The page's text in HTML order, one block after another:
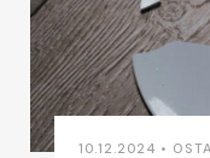
10.12.2024 •